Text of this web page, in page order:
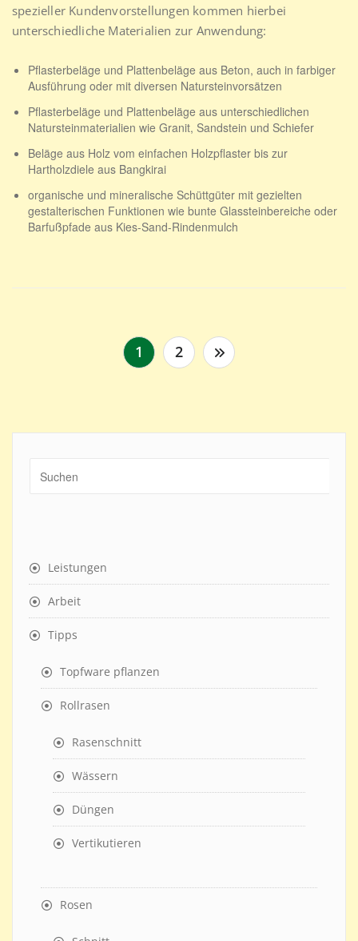
spezieller Kundenvorstellungen kommen hierbei
unterschiedliche Materialien zur Anwendung:
Pflasterbeläge und Plattenbeläge aus Beton, auch in farbiger
Ausführung oder mit diversen Natursteinvorsätzen
Pflasterbeläge und Plattenbeläge aus unterschiedlichen
Natursteinmaterialien wie Granit, Sandstein und Schiefer
Beläge aus Holz vom einfachen Holzpflaster bis zur
Hartholzdiele aus Bangkirai
organische und mineralische Schüttgüter mit gezielten
gestalterischen Funktionen wie bunte Glassteinbereiche oder
Barfußpfade aus Kies-Sand-Rindenmulch
Seitennummerierung
1 2
Leistungen
Arbeit
Tipps
Topfware pflanzen
Rollrasen
Rasenschnitt
Wässern
Düngen
Vertikutieren
Rosen